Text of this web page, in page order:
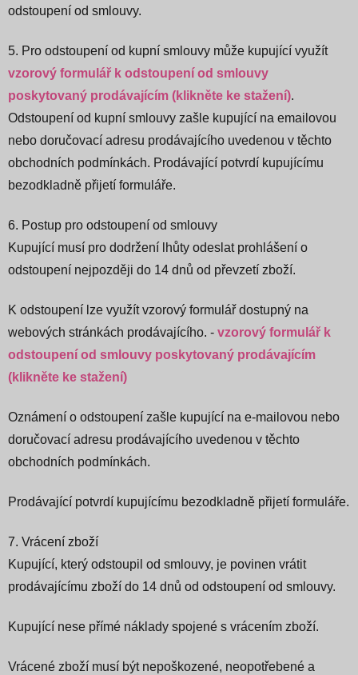
odstoupení od smlouvy.
5. Pro odstoupení od kupní smlouvy může kupující využít
vzorový formulář k odstoupení od smlouvy
poskytovaný prodávajícím (klikněte ke stažení).
Odstoupení od kupní smlouvy zašle kupující na emailovou
nebo doručovací adresu prodávajícího uvedenou v těchto
obchodních podmínkách. Prodávající potvrdí kupujícímu
bezodkladně přijetí formuláře.
6. Postup pro odstoupení od smlouvy
Kupující musí pro dodržení lhůty odeslat prohlášení o
odstoupení nejpozději do 14 dnů od převzetí zboží.
K odstoupení lze využít vzorový formulář dostupný na
webových stránkách prodávajícího. - vzorový formulář k
odstoupení od smlouvy poskytovaný prodávajícím
(klikněte ke stažení)
Oznámení o odstoupení zašle kupující na e-mailovou nebo
doručovací adresu prodávajícího uvedenou v těchto
obchodních podmínkách.
Prodávající potvrdí kupujícímu bezodkladně přijetí formuláře.
7. Vrácení zboží
Kupující, který odstoupil od smlouvy, je povinen vrátit
prodávajícímu zboží do 14 dnů od odstoupení od smlouvy.
Kupující nese přímé náklady spojené s vrácením zboží.
Vrácené zboží musí být nepoškozené, neopotřebené a